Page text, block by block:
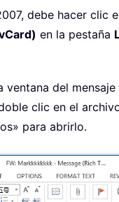
debe hacer clic
en la pestaña
ventana del
clic en el
para abrirlo.